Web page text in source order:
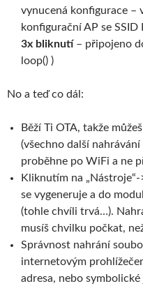
vynucená konfigurace –
konfigurační AP se SSID
3x bliknutí– připojeno
loop() )
No a teď co dál:
Běží Ti OTA, takže
(všechno další
proběhne po WiFi a ne
Kliknutím na
se vygeneruje a do
(tohle chvíli trvá…).
musíš chvilku počkat,
Správnost nahrání
internetovým
adresa, nebo